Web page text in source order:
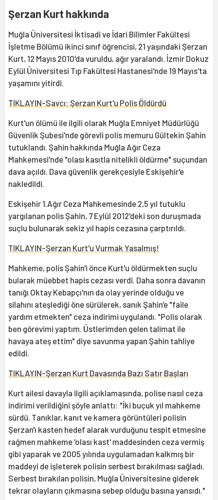
Şerzan Kurt hakkında
Muğla Üniversitesi İktisadi ve İdari Bilimler Fakültesi
İşletme Bölümü ikinci sınıf öğrencisi, 21 yaşındaki Şerzan
Kurt, 12 Mayıs 2010'da vuruldu, ağır yaralandı. İzmir Dokuz
Eylül Üniversitesi Tıp Fakültesi Hastanesi'nde 19 Mayıs'ta
yaşamını yitirdi.
TIKLAYIN-Savcı: Şerzan Kurt'u Polis Öldürdü
Kurt'un ölümü ile ilgili olarak Muğla Emniyet Müdürlüğü
Güvenlik Şubesi'nde görevli polis memuru Gültekin Şahin
tutuklandı. Şahin hakkında Muğla Ağır Ceza
Mahkemesi'nde "olası kasıtla nitelikli öldürme" suçundan
dava açıldı. Dava güvenlik gerekçesiyle Eskişehir'e
nakledildi.
Eskişehir 1.Ağır Ceza Mahkemesinde 2,5 yıl tutuklu
yargılanan polis Şahin, 7 Eylül 2012'deki son duruşmada
suçlu bulunarak sekiz yıl hapis cezasına çarptırıldı.
TIKLAYIN-Şerzan Kurt'u Vurmak Yasalmış!
Mahkeme, polis Şahin'i önce Kurt'u öldürmekten suçlu
bularak müebbet hapis cezası verdi. Daha sonra davanın
tanığı Oktay Kebapçı'nın da olay yerinde olduğu ve
silahını ateşlediği öne sürülerek, sanık Şahin'e "faile
yardım etmekten" ceza indirimi uygulandı. "Polis olarak
ben görevimi yaptım. Üstlerimden gelen talimat ile
havaya ateş ettim" diye savunma yapan Şahin tahliye
edildi.
TIKLAYIN-Şerzan Kurt Davasında Bazı Satır Başları
Kurt ailesi davayla ilgili açıklamasında, polise nasıl ceza
indirimi verildiğini şöyle anlattı: "İki buçuk yıl mahkeme
sürdü. Tanıklar, kanıt ve kamera görüntüleri polisin
Şerzan'ı kasten hedef alarak vurduğunu tespit etmesine
rağmen mahkeme 'olası kast' maddesinden ceza vermiş
gibi yaparak ve 2005 yılında uygulamadan kalkmış bir
maddeyi de işleterek polisin serbest bırakılması sağladı.
Serbest bırakılan polisin, Muğla Üniversitesine giderek
tekrar olayların çıkmasına sebep olduğu basına yansıdı."